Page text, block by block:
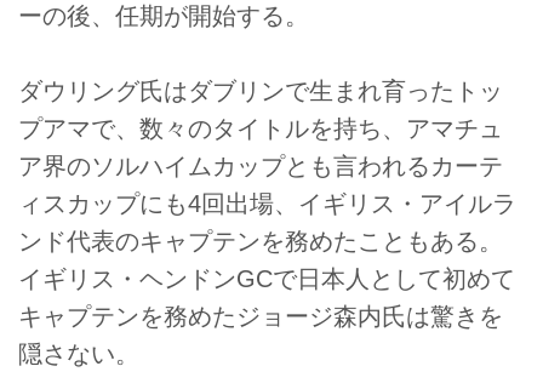
ーの後、任期が開始する。
ダウリング氏はダブリンで生まれ育ったトッ
プアマで、数々のタイトルを持ち、アマチュ
ア界のソルハイムカップとも言われるカーテ
ィスカップにも4回出場、イギリス・アイルラ
ンド代表のキャプテンを務めたこともある。
イギリス・ヘンドンGCで日本人として初めて
キャプテンを務めたジョージ森内氏は驚きを
隠さない。